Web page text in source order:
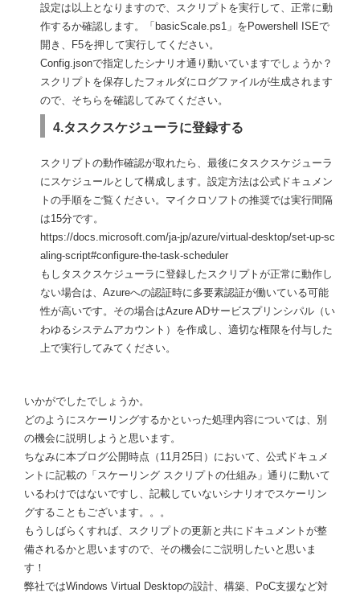
設定は以上となりますので、スクリプトを実行して、正常に動
作するか確認します。「basicScale.ps1」をPowershell ISEで
開き、F5を押して実行してください。
Config.jsonで指定したシナリオ通り動いていますでしょうか？
スクリプトを保存したフォルダにログファイルが生成されます
ので、そちらを確認してみてください。
4.タスクスケジューラに登録する
スクリプトの動作確認が取れたら、最後にタスクスケジューラ
にスケジュールとして構成します。設定方法は公式ドキュメン
トの手順をご覧ください。マイクロソフトの推奨では実行間隔
は15分です。
https://docs.microsoft.com/ja-jp/azure/virtual-desktop/set-up-sc
aling-script#configure-the-task-scheduler
もしタスクスケジューラに登録したスクリプトが正常に動作し
ない場合は、Azureへの認証時に多要素認証が働いている可能
性が高いです。その場合はAzure ADサービスプリンシパル（い
わゆるシステムアカウント）を作成し、適切な権限を付与した
上で実行してみてください。
いかがでしたでしょうか。
どのようにスケーリングするかといった処理内容については、別
の機会に説明しようと思います。
ちなみに本ブログ公開時点（11月25日）において、公式ドキュメ
ントに記載の「スケーリング スクリプトの仕組み」通りに動いて
いるわけではないですし、記載していないシナリオでスケーリン
グすることもございます。。。
もうしばらくすれば、スクリプトの更新と共にドキュメントが整
備されるかと思いますので、その機会にご説明したいと思いま
す！
弊社ではWindows Virtual Desktopの設計、構築、PoC支援など対